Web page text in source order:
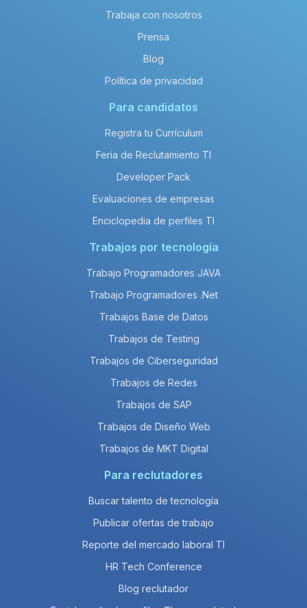
Trabaja con nosotros
Prensa
Blog
Política de privacidad
Para candidatos
Registra tu Currículum
Feria de Reclutamiento TI
Developer Pack
Evaluaciones de empresas
Enciclopedia de perfiles TI
Trabajos por tecnología
Trabajo Programadores JAVA
Trabajo Programadores .Net
Trabajos Base de Datos
Trabajos de Testing
Trabajos de Ciberseguridad
Trabajos de Redes
Trabajos de SAP
Trabajos de Diseño Web
Trabajos de MKT Digital
Para reclutadores
Buscar talento de tecnología
Publicar ofertas de trabajo
Reporte del mercado laboral TI
HR Tech Conference
Blog reclutador